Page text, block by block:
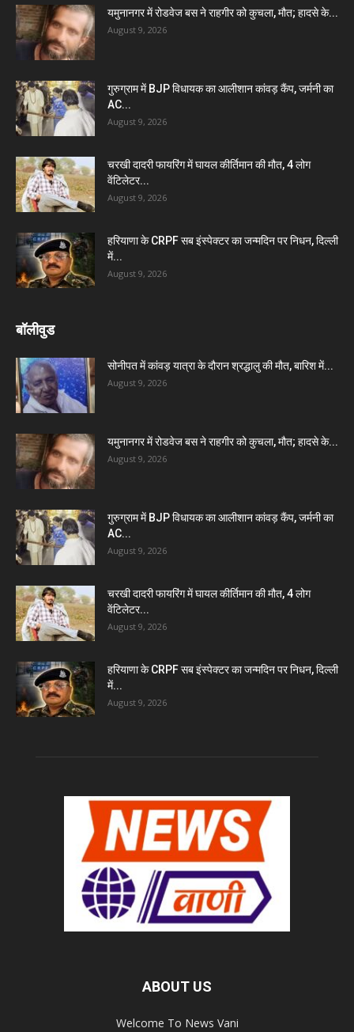
यमुनानगर में रोडवेज बस ने राहगीर को कुचला, मौत; हादसे के...
August 9, 2026
गुरुग्राम में BJP विधायक का आलीशान कांवड़ कैंप, जर्मनी का
AC...
August 9, 2026
चरखी दादरी फायरिंग में घायल कीर्तिमान की मौत, 4 लोग
वेंटिलेटर...
August 9, 2026
हरियाणा के CRPF सब इंस्पेक्टर का जन्मदिन पर निधन, दिल्ली
में...
August 9, 2026
बॉलीवुड
सोनीपत में कांवड़ यात्रा के दौरान श्रद्धालु की मौत, बारिश में...
August 9, 2026
यमुनानगर में रोडवेज बस ने राहगीर को कुचला, मौत; हादसे के...
August 9, 2026
गुरुग्राम में BJP विधायक का आलीशान कांवड़ कैंप, जर्मनी का
AC...
August 9, 2026
चरखी दादरी फायरिंग में घायल कीर्तिमान की मौत, 4 लोग
वेंटिलेटर...
August 9, 2026
हरियाणा के CRPF सब इंस्पेक्टर का जन्मदिन पर निधन, दिल्ली
में...
August 9, 2026
ABOUT US
Welcome To News Vani